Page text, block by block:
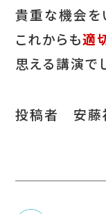
貴重な機会を
これからも適
思える講演で
投稿者 安藤